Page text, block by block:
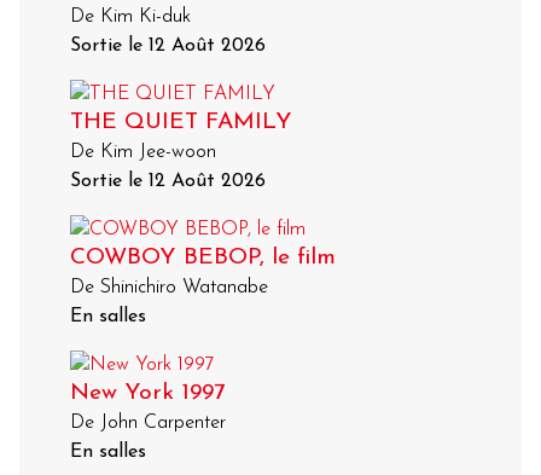
De Kim Ki-duk
Sortie le 12 Août 2026
THE QUIET FAMILY
De Kim Jee-woon
Sortie le 12 Août 2026
COWBOY BEBOP, le film
De Shinichiro Watanabe
En salles
New York 1997
De John Carpenter
En salles